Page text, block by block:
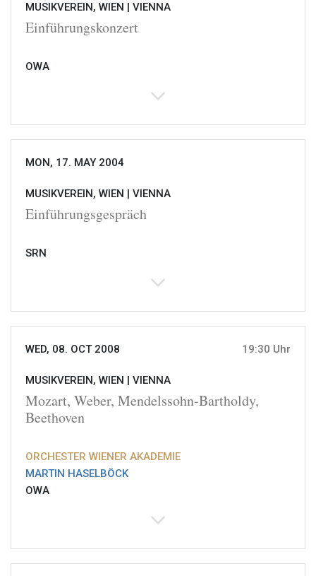
MUSIKVEREIN, WIEN | VIENNA
Einführungskonzert
OWA
MON, 17. MAY 2004
MUSIKVEREIN, WIEN | VIENNA
Einführungsgespräch
SRN
WED, 08. OCT 2008 19:30 Uhr
MUSIKVEREIN, WIEN | VIENNA
Mozart, Weber, Mendelssohn-Bartholdy,
Beethoven
ORCHESTER WIENER AKADEMIE
MARTIN HASELBÖCK
OWA